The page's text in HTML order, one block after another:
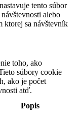
tento súbor
alebo
ktorej sa návštevník
toho, ako
súbory cookie
ako je počet
atď.
Popis